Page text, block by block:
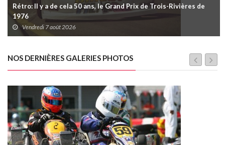
Rétro: Il y a de cela 50 ans, le Grand Prix de Trois-Rivières de
1976
Vendredi 7 août 2026
NOS DERNIÈRES GALERIES PHOTOS